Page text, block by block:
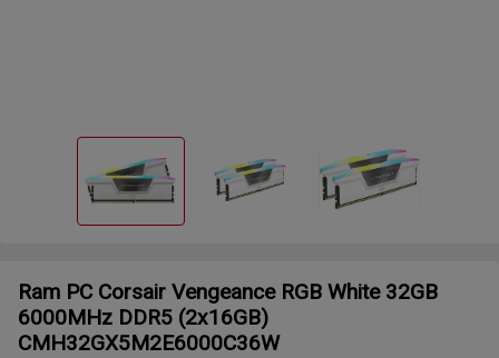
Ram PC Corsair Vengeance RGB White 32GB
6000MHz DDR5 (2x16GB)
CMH32GX5M2E6000C36W